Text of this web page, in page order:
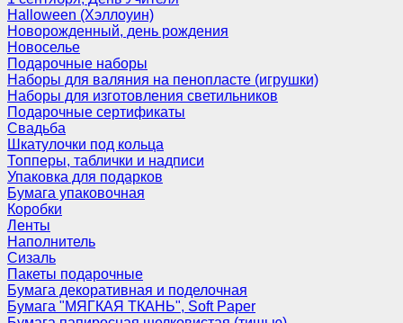
Halloween (Хэллоуин)
Новорожденный, день рождения
Новоселье
Подарочные наборы
Наборы для валяния на пенопласте (игрушки)
Наборы для изготовления светильников
Подарочные сертификаты
Свадьба
Шкатулочки под кольца
Топперы, таблички и надписи
Упаковка для подарков
Бумага упаковочная
Коробки
Ленты
Наполнитель
Сизаль
Пакеты подарочные
Бумага декоративная и поделочная
Бумага "МЯГКАЯ ТКАНЬ", Soft Paper